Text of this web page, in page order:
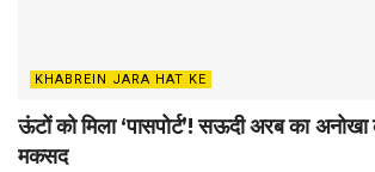
KHABREIN JARA HAT KE
ऊंटों को मिला ‘पासपोर्ट’! सऊदी अरब का
मकसद